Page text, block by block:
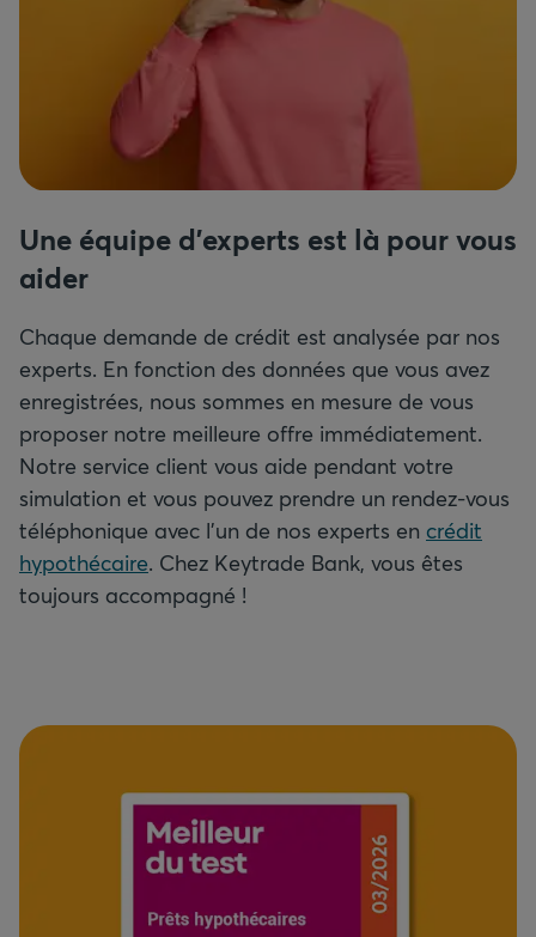
Une équipe d’experts est là pour vous
aider
Chaque demande de crédit est analysée par nos
experts. En fonction des données que vous avez
enregistrées, nous sommes en mesure de vous
proposer notre meilleure offre immédiatement.
Notre service client vous aide pendant votre
simulation et vous pouvez prendre un rendez-vous
téléphonique avec l'un de nos experts en crédit
hypothécaire. Chez Keytrade Bank, vous êtes
toujours accompagné !